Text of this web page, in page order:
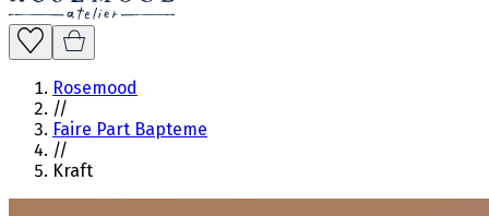
Rosemood
//
Faire Part Bapteme
//
Kraft